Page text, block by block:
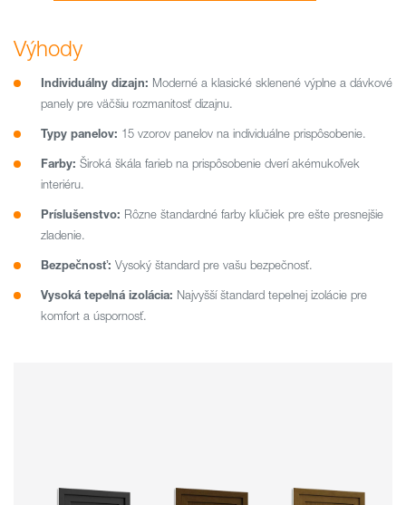
Výhody
Individuálny dizajn: Moderné a klasické sklenené výplne a dávkové
panely pre väčšiu rozmanitosť dizajnu.
Typy panelov: 15 vzorov panelov na individuálne prispôsobenie.
Farby: Široká škála farieb na prispôsobenie dverí akémukoľvek
interiéru.
Príslušenstvo: Rôzne štandardné farby kľučiek pre ešte presnejšie
zladenie.
Bezpečnosť: Vysoký štandard pre vašu bezpečnosť.
Vysoká tepelná izolácia: Najvyšší štandard tepelnej izolácie pre
komfort a úspornosť.